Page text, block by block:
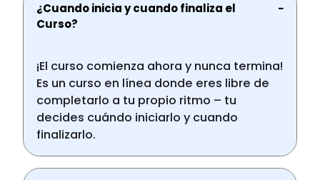
¿Cuando inicia y cuando finaliza el
Curso?
−
¡El curso comienza ahora y nunca termina!
Es un curso en línea donde eres libre de
completarlo a tu propio ritmo – tu
decides cuándo iniciarlo y cuando
finalizarlo.